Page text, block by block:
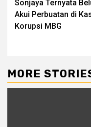
Sonjaya Ternyata
Akui Perbuatan di
Korupsi MBG
MORE